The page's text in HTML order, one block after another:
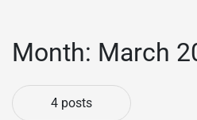
Month: March
4 posts